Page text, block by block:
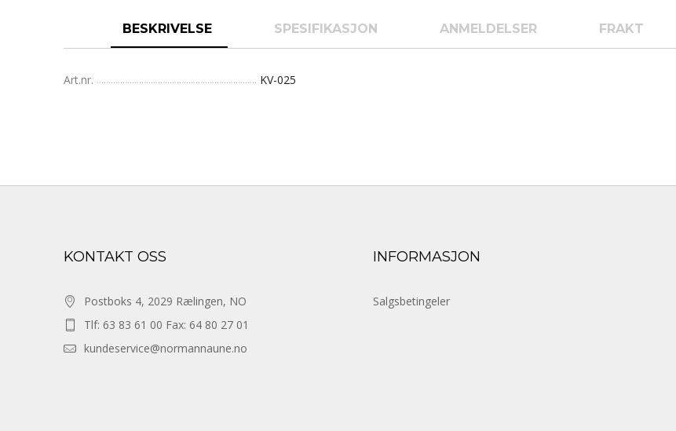
BESKRIVELSE SPESIFIKASJON ANMELDELSER FRAKT
Art.nr. KV-025
KONTAKT OSS
Postboks 4, 2029 Rælingen, NO
Tlf: 63 83 61 00 Fax: 64 80 27 01
kundeservice@normannaune.no
INFORMASJON
Salgsbetingeler